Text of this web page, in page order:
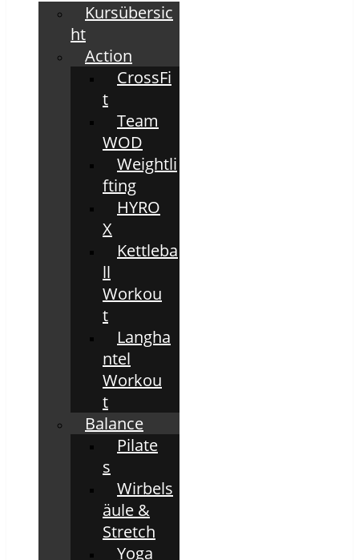
Kursübersic
ht
Action
CrossFi
t
Team
WOD
Weightli
fting
HYRO
X
Kettleba
ll
Workou
t
Langha
ntel
Workou
t
Balance
Pilate
s
Wirbels
äule &
Stretch
Yoga